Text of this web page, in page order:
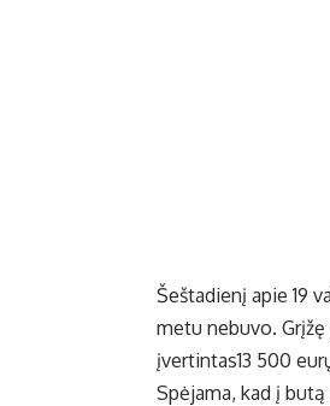
Šeštadienį apie 19
metu nebuvo.
įvertintas13 500
Spėjama, kad į